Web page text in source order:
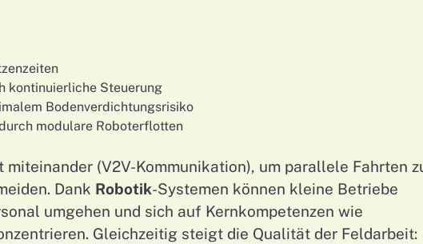
kontinuierliche Steuerung
Bodenverdichtungsrisiko
modulare Roboterflotten
(V2V-Kommunikation), um parallele Fahrten
Dank Robotik-Systemen können kleine Betriebe
umgehen und sich auf Kernkompetenzen wie
Gleichzeitig steigt die Qualität der Feldarbeit: